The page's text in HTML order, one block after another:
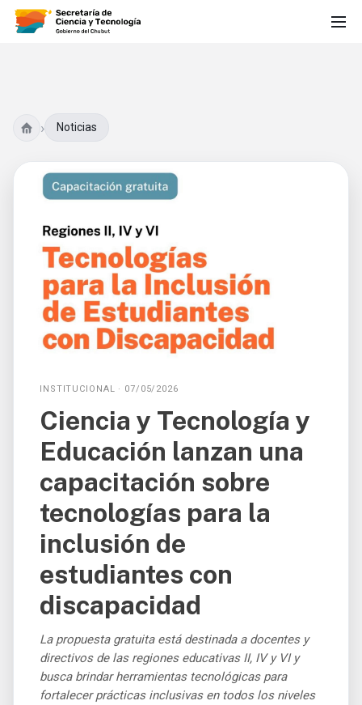
› Noticias
INSTITUCIONAL · 07/05/2026
Ciencia y Tecnología y
Educación lanzan una
capacitación sobre
tecnologías para la
inclusión de
estudiantes con
discapacidad
La propuesta gratuita está destinada a docentes y
directivos de las regiones educativas II, IV y VI y
busca brindar herramientas tecnológicas para
fortalecer prácticas inclusivas en todos los niveles